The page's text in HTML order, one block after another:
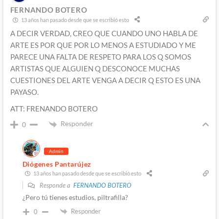
FERNANDO BOTERO
13 años han pasado desde que se escribió esto
A DECIR VERDAD, CREO QUE CUANDO UNO HABLA DE
ARTE ES POR QUE POR LO MENOS A ESTUDIADO Y ME
PARECE UNA FALTA DE RESPETO PARA LOS Q SOMOS
ARTISTAS QUE ALGUIEN Q DESCONOCE MUCHAS
CUESTIONES DEL ARTE VENGA A DECIR Q ESTO ES UNA
PAYASO.
ATT: FRENANDO BOTERO
0 Responder
Admin
Diógenes Pantarújez
13 años han pasado desde que se escribió esto
Responde a FERNANDO BOTERO
¿Pero tú tienes estudios, piltrafilla?
0 Responder